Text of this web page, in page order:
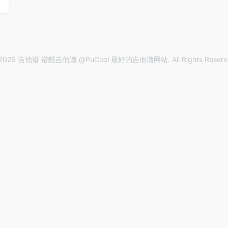
吉他谱 谱酷吉他谱 @PuCool 最好的吉他谱网站. All Rights